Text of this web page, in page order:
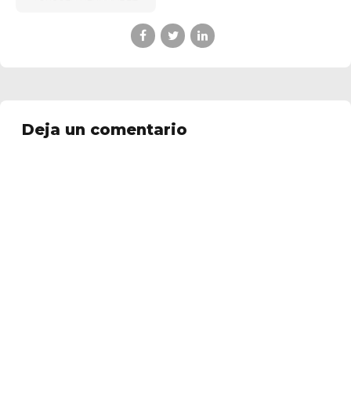
Deja un comentario